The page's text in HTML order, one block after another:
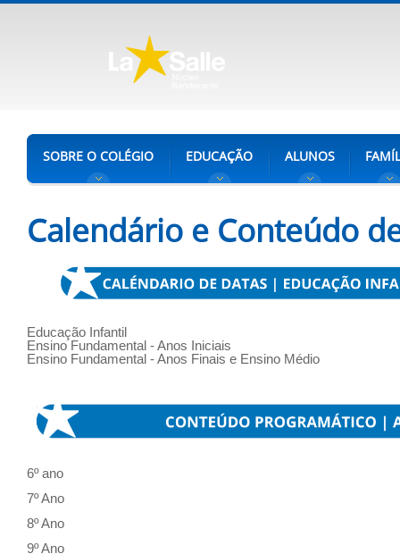
SOBRE O COLÉGIO EDUCAÇÃO ALUNOS
Calendário e Conteúdo
Educação Infantil
Ensino Fundamental - Anos Iniciais
Ensino Fundamental - Anos Finais e Ensino Médio
6º ano
7º Ano
8º Ano
9º Ano